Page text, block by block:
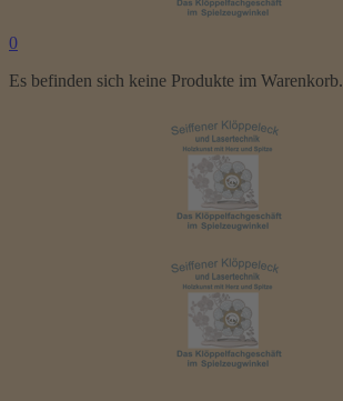
0
Es befinden sich keine Produkte im Warenkorb.